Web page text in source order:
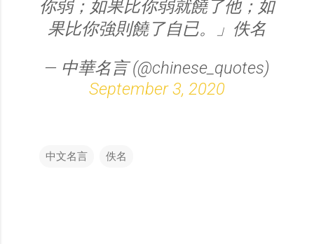
你弱；如果比你弱就饒了他；如
果比你強則饒了自已。」佚名
— 中華名言 (@chinese_quotes)
September 3, 2020
中文名言 佚名